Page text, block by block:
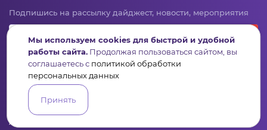
Подпишись на рассылку дайджест, новости, мероприятия
ПульсКонкурсыОрганизации
Аналитика
Мы используем cookies для быстрой и удобной
работы сайта. Продолжая пользоваться сайтом, вы
соглашаетесь с политикой обработки
персональных данных
Принять